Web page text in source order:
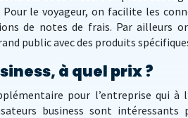
le voyageur, on facilite les
de notes de frais. Par ailleurs
public avec des produits
à quel prix ?
pour l’entreprise qui
business sont